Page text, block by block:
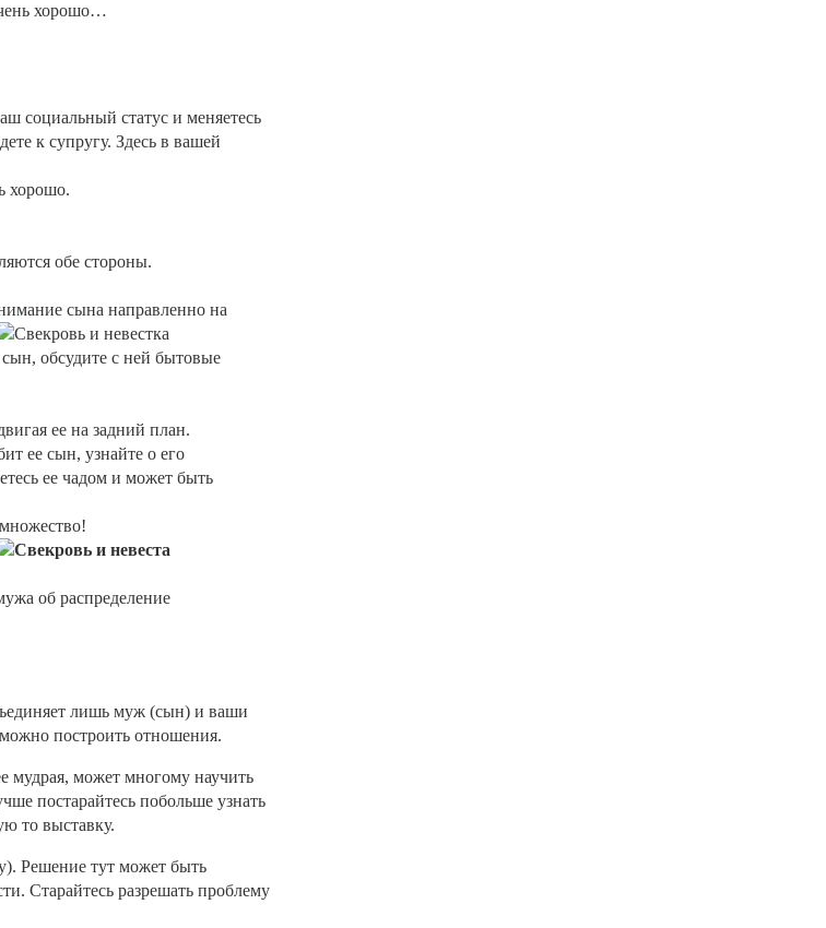
хорошо…
социальный статус и меняетесь
к супругу. Здесь в вашей
хорошо.
обе стороны.
сына направленно на
обсудите с ней бытовые
ее на задний план.
ее сын, узнайте о его
ее чадом и может быть
об распределение
лишь муж (сын) и ваши
построить отношения.
мудрая, может многому научить
постарайтесь побольше узнать
то выставку.
Решение тут может быть
Старайтесь разрешать проблему